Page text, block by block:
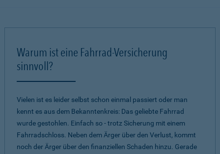
Warum ist eine Fahrrad-Versicherung
sinnvoll?
Vielen ist es leider selbst schon einmal passiert oder man
kennt es aus dem Bekanntenkreis: Das geliebte Fahrrad
wurde gestohlen. Einfach so - trotz Sicherung mit einem
Fahrradschloss. Neben dem Ärger über den Verlust, kommt
noch der Ärger über den finanziellen Schaden hinzu. Gerade